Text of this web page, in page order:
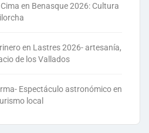
en Benasque 2026: Cultura
en Lastres 2026- artesanía,
de los Vallados
Espectáculo astronómico en
local